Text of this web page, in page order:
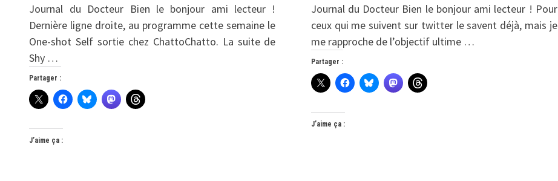
Journal du Docteur Bien le bonjour ami lecteur !
Dernière ligne droite, au programme cette semaine le
One-shot Self sortie chez ChattoChatto. La suite de
Shy …
Partager :
J’aime ça :
Journal du Docteur Bien le bonjour ami lecteur ! Pour
ceux qui me suivent sur twitter le savent déjà, mais je
me rapproche de l’objectif ultime …
Partager :
J’aime ça :